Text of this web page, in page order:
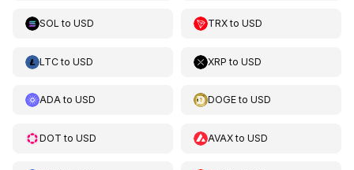
SOL to USD TRXtoUSD
LTCto USD XRP toUSD
ADAto USD DOGEtoUSD
DOT to USD AVAXtoUSD